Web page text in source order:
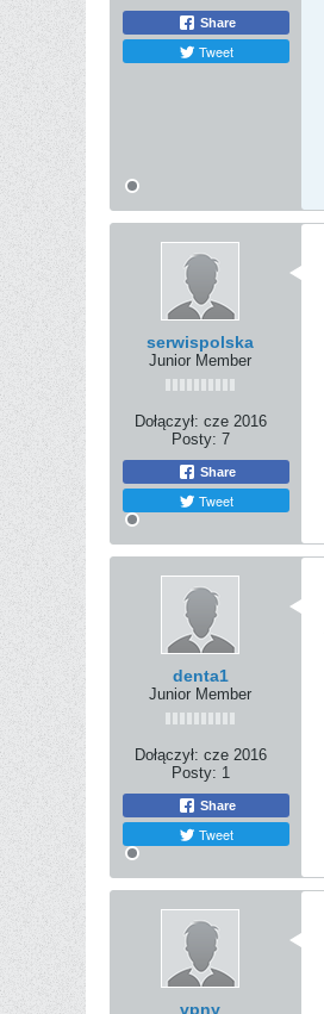
Share
Tweet
serwispolska
Junior Member
Dołączył: cze 2016
Posty: 7
Share
Tweet
denta1
Junior Member
Dołączył: cze 2016
Posty: 1
Share
Tweet
vpny